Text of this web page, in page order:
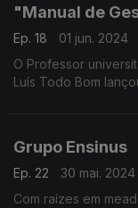
"Manual de
Ep. 18
01 jun. 2024
O Professor
Luís Todo Bom
Grupo Ensinus
Ep. 22
30 mai. 2024
Com raízes em